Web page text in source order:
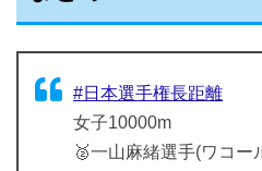
#日本選手権長距離
女子10000m
🥈一山麻緒選手(ワコー